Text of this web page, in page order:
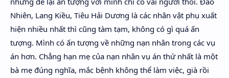
Nhiên, Lang Kiều, Tiêu Hải Dương là các nhân vật phụ xuất
hiện nhiều nhất thì cũng tàm tạm, không có gì quá ấn
tượng. Mình có ấn tượng về những nạn nhân trong các vụ
án hơn. Chẳng hạn mẹ của nạn nhân vụ án thứ nhất là một
bà mẹ đúng nghĩa, mắc bệnh không thể làm việc, già rồi